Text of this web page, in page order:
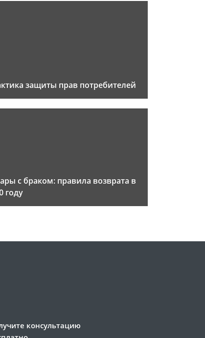
защиты прав потребителей
с браком: правила возврата в
году
консультацию